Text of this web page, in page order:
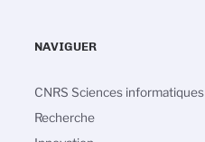
NAVIGUER
CNRS Sciences informatiques
Recherche